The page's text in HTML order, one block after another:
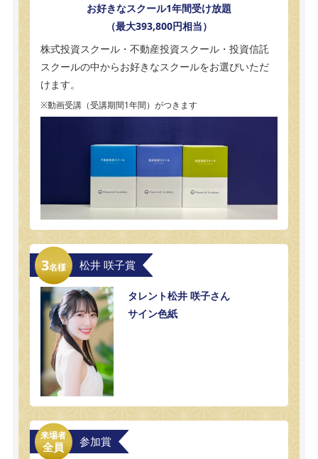
お好きなスクール1年間受け放題
（最大393,800円相当）
株式投資スクール・不動産投資スクール・投資信託
スクールの中からお好きなスクールをお選びいただ
けます。
※動画受講（受講期間1年間）がつきます
3名様 松井 咲子賞
タレント松井 咲子さん
サイン色紙
来場者
全員 参加賞